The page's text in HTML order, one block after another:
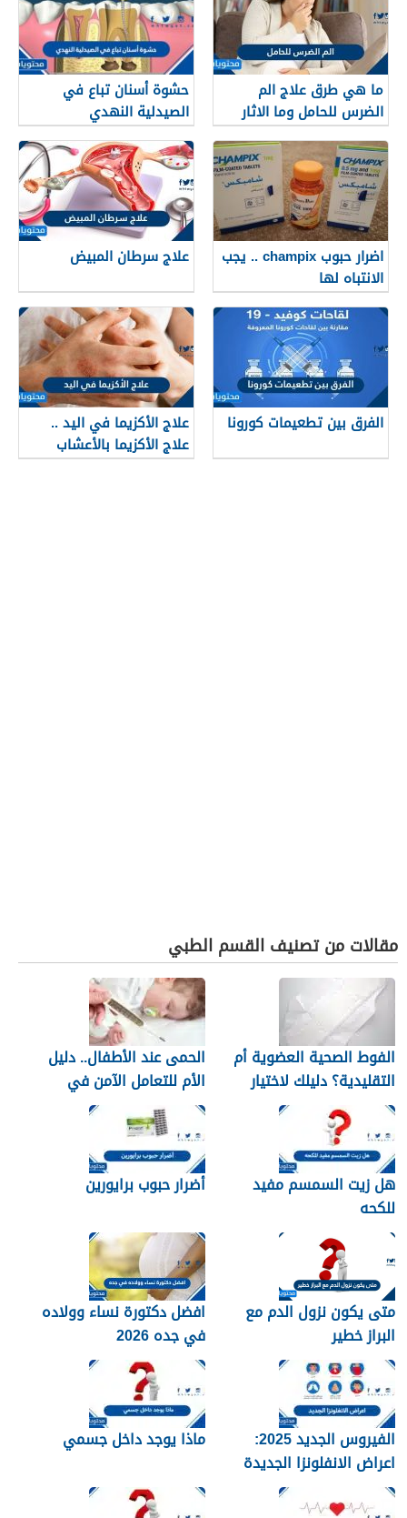
ما هي طرق علاج الم
الضرس للحامل وما الاثار
الجانبية لهذه العلاجات
حشوة أسنان تباع في
الصيدلية النهدي
اضرار حبوب champix .. يجب
الانتباه لها
علاج سرطان المبيض
الفرق بين تطعيمات كورونا
علاج الأكزيما في اليد ..
علاج الأكزيما بالأعشاب
مقالات من تصنيف القسم الطبي
الفوط الصحية العضوية أم
التقليدية؟ دليلك لاختيار
النوع الأنسب لبشرتك
الحمى عند الأطفال.. دليل
الأم للتعامل الآمن في
المنزل
هل زيت السمسم مفيد
للكحه
أضرار حبوب برايورين
متى يكون نزول الدم مع
البراز خطير
افضل دكتورة نساء وولاده
في جده 2026
الفيروس الجديد 2025:
اعراض الانفلونزا الجديدة
وطرق العلاج
ماذا يوجد داخل جسمي